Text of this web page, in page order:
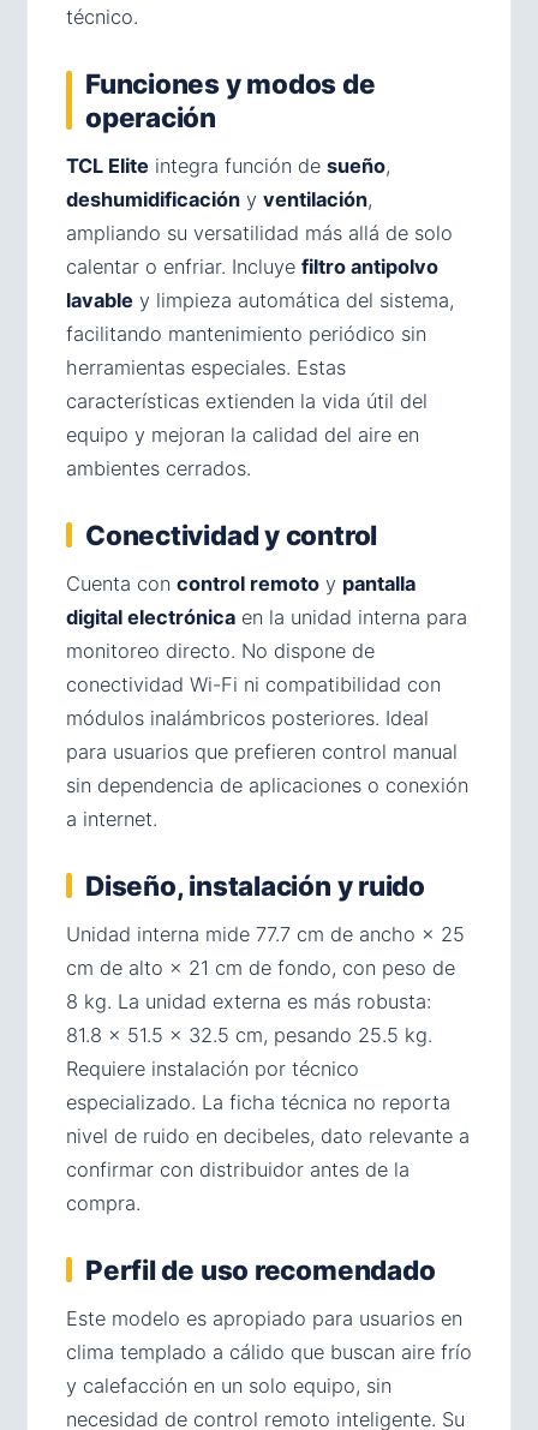
técnico.
Funciones y modos de
operación
TCL Elite integra función de sueño,
deshumidificación y ventilación,
ampliando su versatilidad más allá de solo
calentar o enfriar. Incluye filtro antipolvo
lavable y limpieza automática del sistema,
facilitando mantenimiento periódico sin
herramientas especiales. Estas
características extienden la vida útil del
equipo y mejoran la calidad del aire en
ambientes cerrados.
Conectividad y control
Cuenta con control remoto y pantalla
digital electrónica en la unidad interna para
monitoreo directo. No dispone de
conectividad Wi-Fi ni compatibilidad con
módulos inalámbricos posteriores. Ideal
para usuarios que prefieren control manual
sin dependencia de aplicaciones o conexión
a internet.
Diseño, instalación y ruido
Unidad interna mide 77.7 cm de ancho × 25
cm de alto × 21 cm de fondo, con peso de
8 kg. La unidad externa es más robusta:
81.8 × 51.5 × 32.5 cm, pesando 25.5 kg.
Requiere instalación por técnico
especializado. La ficha técnica no reporta
nivel de ruido en decibeles, dato relevante a
confirmar con distribuidor antes de la
compra.
Perfil de uso recomendado
Este modelo es apropiado para usuarios en
clima templado a cálido que buscan aire frío
y calefacción en un solo equipo, sin
necesidad de control remoto inteligente. Su